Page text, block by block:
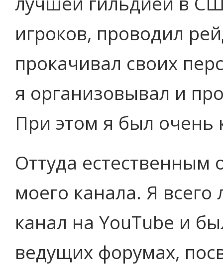
игроков, проводил
прокачивал своих
я организовывал и
При этом я был очень
Оттуда естественным
моего канала. Я
канал на YouTube и
ведущих форумах,